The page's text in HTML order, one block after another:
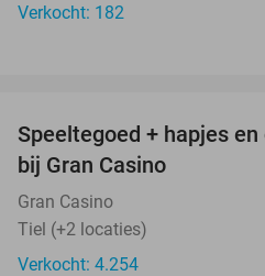
Verkocht: 182
Speeltegoed + hapjes
bij Gran Casino
Gran Casino
Tiel (+2 locaties)
Verkocht: 4.254